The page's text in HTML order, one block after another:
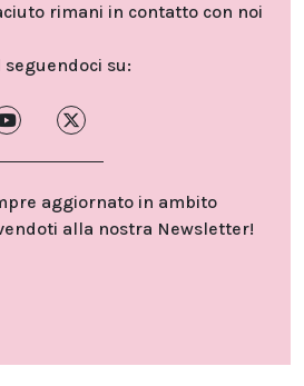
rimani in contatto con noi
su:
aggiornato in ambito
alla nostra Newsletter!